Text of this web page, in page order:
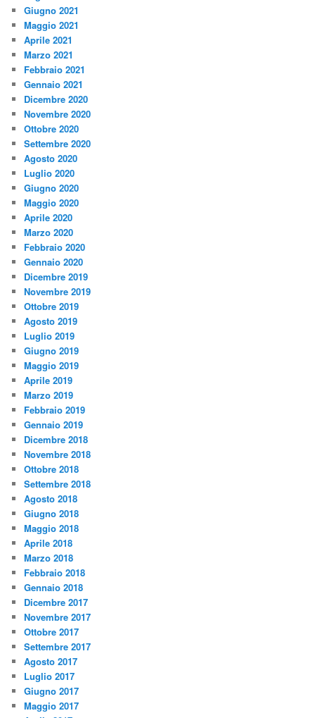
Giugno 2021
Maggio 2021
Aprile 2021
Marzo 2021
Febbraio 2021
Gennaio 2021
Dicembre 2020
Novembre 2020
Ottobre 2020
Settembre 2020
Agosto 2020
Luglio 2020
Giugno 2020
Maggio 2020
Aprile 2020
Marzo 2020
Febbraio 2020
Gennaio 2020
Dicembre 2019
Novembre 2019
Ottobre 2019
Agosto 2019
Luglio 2019
Giugno 2019
Maggio 2019
Aprile 2019
Marzo 2019
Febbraio 2019
Gennaio 2019
Dicembre 2018
Novembre 2018
Ottobre 2018
Settembre 2018
Agosto 2018
Giugno 2018
Maggio 2018
Aprile 2018
Marzo 2018
Febbraio 2018
Gennaio 2018
Dicembre 2017
Novembre 2017
Ottobre 2017
Settembre 2017
Agosto 2017
Luglio 2017
Giugno 2017
Maggio 2017